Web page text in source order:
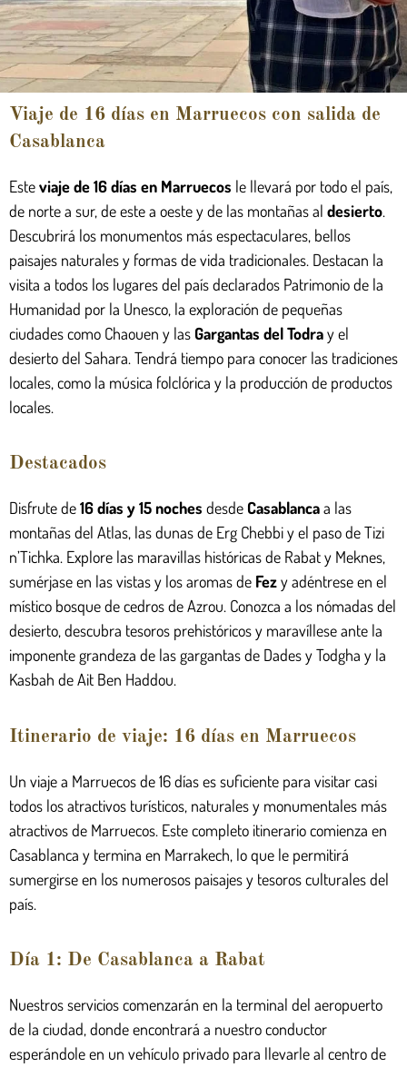
Viaje de 16 días en Marruecos con salida de
Casablanca
Esteviaje de 16 días en Marruecos le llevará por todo el país,
de norte a sur, de este a oeste y de las montañas al desierto.
Descubrirá los monumentos más espectaculares, bellos
paisajes naturales y formas de vida tradicionales. Destacan la
visita a todos los lugares del país declarados Patrimonio de la
Humanidad por la Unesco, la exploración de pequeñas
ciudades como Chaouen y las Gargantas del Todray el
desierto del Sahara. Tendrá tiempo para conocer las tradiciones
locales, como la música folclórica y la producción de productos
locales.
Destacados
Disfrute de16 días y 15 noches desde Casablancaa las
montañas del Atlas, las dunas de Erg Chebbi y el paso de Tizi
n’Tichka. Explore las maravillas históricas de Rabat y Meknes,
sumérjase en las vistas y los aromas de Fezy adéntrese en el
místico bosque de cedros de Azrou. Conozca a los nómadas del
desierto, descubra tesoros prehistóricos y maravíllese ante la
imponente grandeza de las gargantas de Dades y Todgha y la
Kasbah de Ait Ben Haddou.
Itinerario de viaje: 16 días en Marruecos
Un viaje a Marruecos de 16 días es suficiente para visitar casi
todos los atractivos turísticos, naturales y monumentales más
atractivos de Marruecos. Este completo itinerario comienza en
Casablanca y termina en Marrakech, lo que le permitirá
sumergirse en los numerosos paisajes y tesoros culturales del
país.
Día 1: De Casablanca a Rabat
Nuestros servicios comenzarán en la terminal del aeropuerto
de la ciudad, donde encontrará a nuestro conductor
esperándole en un vehículo privado para llevarle al centro de